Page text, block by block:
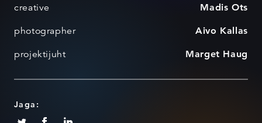
creative Madis Ots
photographer Aivo Kallas
projektijuht Marget Haug
Jaga: